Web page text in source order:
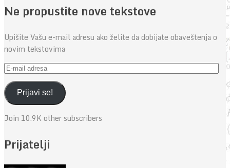
Ne propustite nove tekstove
Upišite Vašu e-mail adresu ako želite da dobijate obaveštenja o
novim tekstovima
E-
mail
adresaPrijavi se!
Join 10.9K other subscribers
Prijatelji